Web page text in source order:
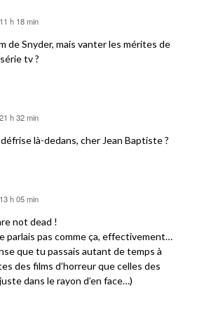
h 18 min
de Snyder, mais vanter les mérites de
tv ?
h 32 min
là-dedans, cher Jean Baptiste ?
h 05 min
not dead !
parlais pas comme ça, effectivement…
que tu passais autant de temps à
des films d’horreur que celles des
dans le rayon d’en face…)